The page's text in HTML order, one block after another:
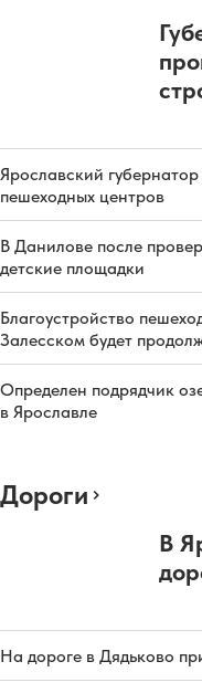
Ярославский
пешеходных центров
В Данилове после
детские площадки
Благоустройство
Залесском будет
Определен подрядчик
в Ярославле
Дороги
В
На дороге в Дядьково